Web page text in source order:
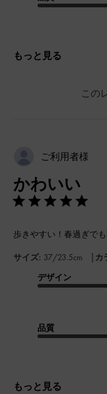
もっと見る
この
ご利用者様
かわいい
歩きやすい！春過ぎで
サイズ: 37/23.5cm | カ
デザイン
品質
もっと見る